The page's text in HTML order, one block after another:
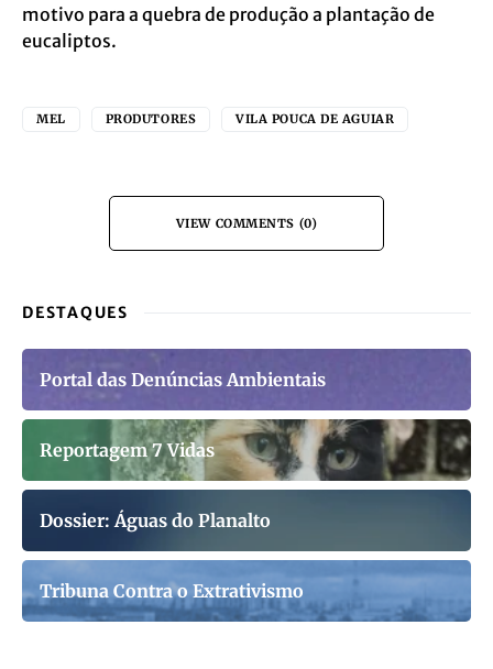
motivo para a quebra de produção a plantação de
eucaliptos.
MEL PRODUTORES VILA POUCA DE AGUIAR
VIEW COMMENTS (0)
DESTAQUES
Portal das Denúncias Ambientais
Reportagem 7 Vidas
Dossier: Águas do Planalto
Tribuna Contra o Extrativismo